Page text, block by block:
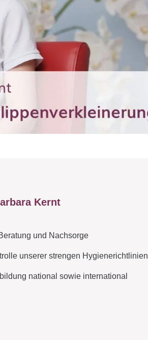
Kernt
und Nachsorge
unserer strengen Hygienerichtlinien
national sowie international